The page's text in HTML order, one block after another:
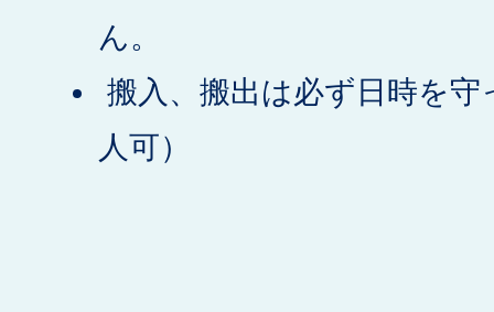
ん。
搬入、搬出は必ず日時を
人可）